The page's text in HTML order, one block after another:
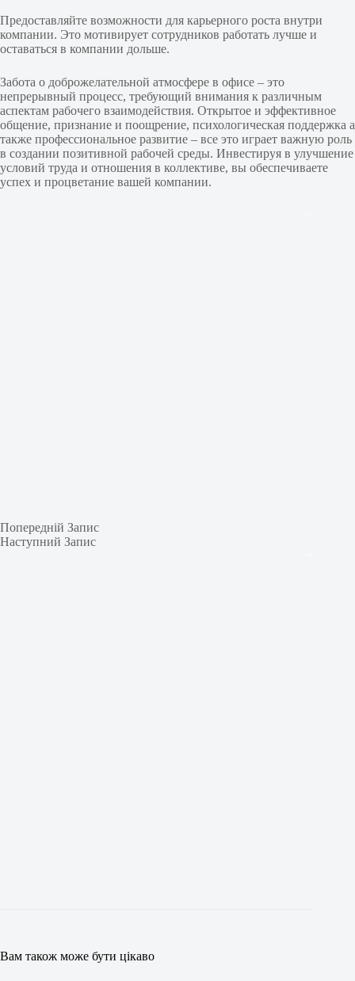
Предоставляйте возможности для карьерного роста внутри
компании. Это мотивирует сотрудников работать лучше и
оставаться в компании дольше.
Забота о доброжелательной атмосфере в офисе – это
непрерывный процесс, требующий внимания к различным
аспектам рабочего взаимодействия. Открытое и эффективное
общение, признание и поощрение, психологическая поддержка а
также профессиональное развитие – все это играет важную роль
в создании позитивной рабочей среды. Инвестируя в улучшение
условий труда и отношения в коллективе, вы обеспечиваете
успех и процветание вашей компании.
Попередній Запис
Наступний Запис
Вам також може бути цікаво